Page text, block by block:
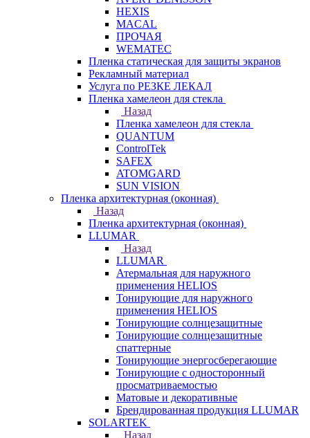
HEXIS
MACAL
ПРОЧАЯ
WEMATEC
Пленка статическая для защиты экранов
Рекламный материал
Услуга по РЕЗКЕ ЛЕКАЛ
Пленка хамелеон для стекла
Назад
Пленка хамелеон для стекла
QUANTUM
ControlTek
SAFEX
ATOMGARD
SUN VISION
Пленка архитектурная (оконная)
Назад
Пленка архитектурная (оконная)
LLUMAR
Назад
LLUMAR
Атермальная для наружного
применения HELIOS
Тонирующие для наружного
применения HELIOS
Тонирующие солнцезащитные
Тонирующие солнцезащитные
спаттерные
Тонирующие энергосберегающие
Тонирующие с односторонный
просматриваемостью
Матовые и декоративные
Брендированная продукция LLUMAR
SOLARTEK
Назад